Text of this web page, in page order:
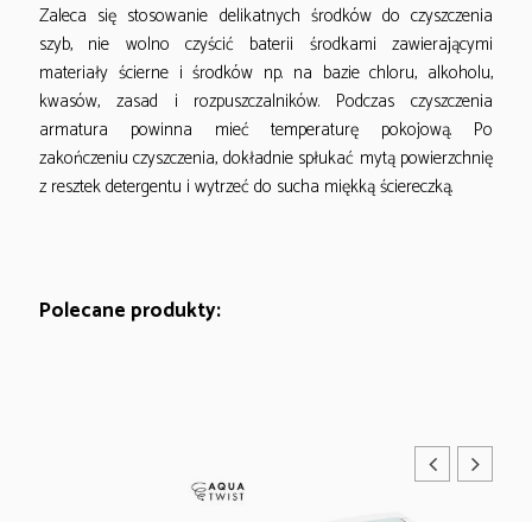
Zaleca się stosowanie delikatnych środków do czyszczenia
szyb, nie wolno czyścić baterii środkami zawierającymi
materiały ścierne i środków np. na bazie chloru, alkoholu,
kwasów, zasad i rozpuszczalników. Podczas czyszczenia
armatura powinna mieć temperaturę pokojową. Po
zakończeniu czyszczenia, dokładnie spłukać mytą powierzchnię
z resztek detergentu i wytrzeć do sucha miękką ściereczką.
Polecane produkty: